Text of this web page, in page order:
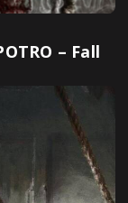
– Fall